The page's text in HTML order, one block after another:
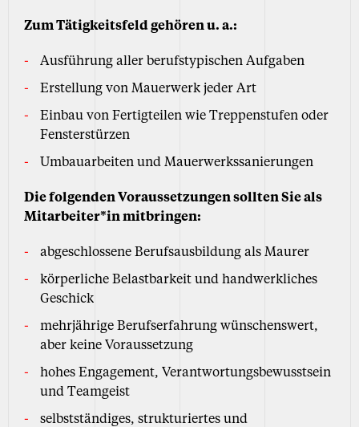
Zum Tätigkeitsfeld gehören u. a.:
Ausführung aller berufstypischen Aufgaben
Erstellung von Mauerwerk jeder Art
Einbau von Fertigteilen wie Treppenstufen oder
Fensterstürzen
Umbauarbeiten und Mauerwerkssanierungen
Die folgenden Voraussetzungen sollten Sie als
Mitarbeiter*in mitbringen:
abgeschlossene Berufsausbildung als Maurer
körperliche Belastbarkeit und handwerkliches
Geschick
mehrjährige Berufserfahrung wünschenswert,
aber keine Voraussetzung
hohes Engagement, Verantwortungsbewusstsein
und Teamgeist
selbstständiges, strukturiertes und